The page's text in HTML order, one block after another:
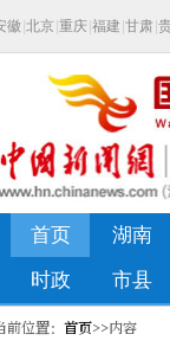
前位置： 首页>>内容